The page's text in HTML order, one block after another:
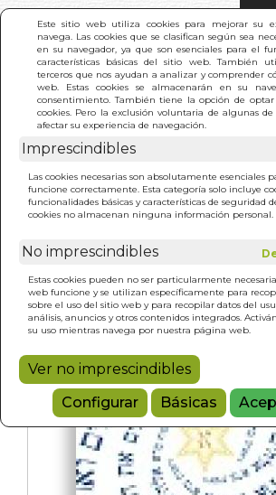
Este sitio web utiliza cookies para mejorar su
navega. Las cookies que se clasifican según sea
en su navegador, ya que son esenciales para el
características básicas del sitio web. También
terceros que nos ayudan a analizar y comprender
web. Estas cookies se almacenarán en su
consentimiento. También tiene la opción de
cookies. Pero la exclusión voluntaria de algunas de
afectar su experiencia de navegación.
Imprescindibles
Las cookies necesarias son absolutamente esenciales
funcione correctamente. Esta categoría solo incluye
funcionalidades básicas y características de seguridad
cookies no almacenan ninguna información personal.
No imprescindibles
Estas cookies pueden no ser particularmente
web funcione y se utilizan específicamente para
sobre el uso del sitio web y para recopilar datos del
análisis, anuncios y otros contenidos integrados.
su uso mientras navega por nuestra página web.
Ver no imprescindibles
Configurar
Básicas
INICIO >